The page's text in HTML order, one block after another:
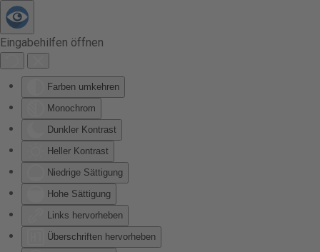
Eingabehilfen öffnen
Farben umkehren
Monochrom
Dunkler Kontrast
Heller Kontrast
Niedrige Sättigung
Hohe Sättigung
Links hervorheben
Überschriften hervorheben
Zum Hauptinhalt springen